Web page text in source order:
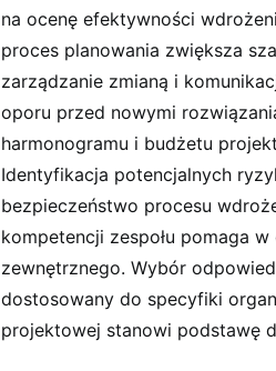
na ocenę efektywności
proces planowania zwiększa
zarządzanie zmianą i
oporu przed nowymi
harmonogramu i budżetu
Identyfikacja potencjalnych
bezpieczeństwo procesu
kompetencji zespołu pomaga
zewnętrznego. Wybór
dostosowany do specyfiki
projektowej stanowi podstawę